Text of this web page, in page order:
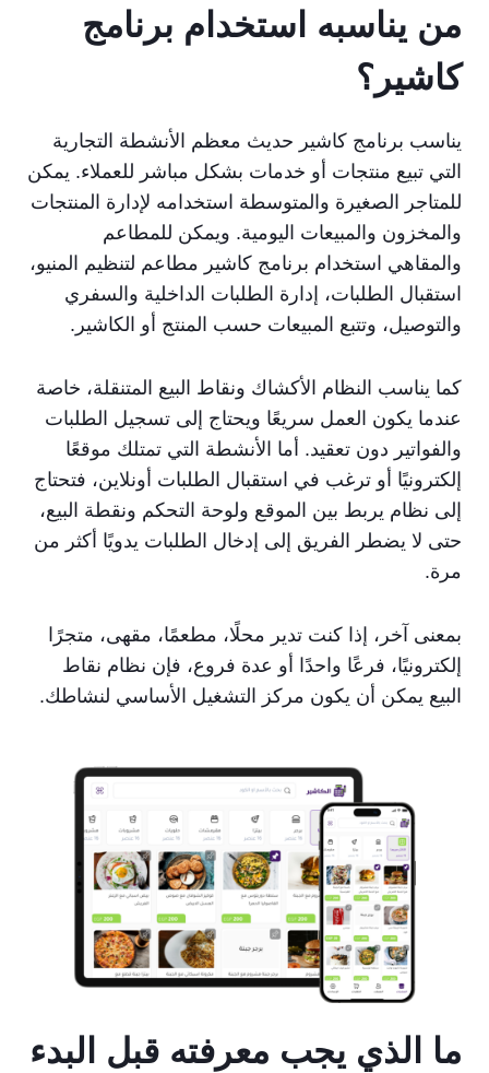
من يناسبه استخدام برنامج
كاشير؟
يناسب برنامج كاشير حديث معظم الأنشطة التجارية
التي تبيع منتجات أو خدمات بشكل مباشر للعملاء. يمكن
للمتاجر الصغيرة والمتوسطة استخدامه لإدارة المنتجات
والمخزون والمبيعات اليومية. ويمكن للمطاعم
والمقاهي استخدام برنامج كاشير مطاعم لتنظيم المنيو،
استقبال الطلبات، إدارة الطلبات الداخلية والسفري
والتوصيل، وتتبع المبيعات حسب المنتج أو الكاشير.
كما يناسب النظام الأكشاك ونقاط البيع المتنقلة، خاصة
عندما يكون العمل سريعًا ويحتاج إلى تسجيل الطلبات
والفواتير دون تعقيد. أما الأنشطة التي تمتلك موقعًا
إلكترونيًا أو ترغب في استقبال الطلبات أونلاين، فتحتاج
إلى نظام يربط بين الموقع ولوحة التحكم ونقطة البيع،
حتى لا يضطر الفريق إلى إدخال الطلبات يدويًا أكثر من
مرة.
بمعنى آخر، إذا كنت تدير محلًا، مطعمًا، مقهى، متجرًا
إلكترونيًا، فرعًا واحدًا أو عدة فروع، فإن نظام نقاط
البيع يمكن أن يكون مركز التشغيل الأساسي لنشاطك.
ما الذي يجب معرفته قبل البدء